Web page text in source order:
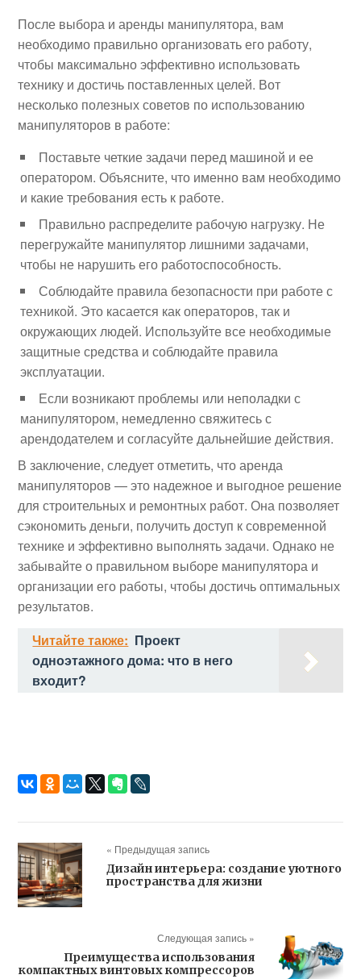
После выбора и аренды манипулятора, вам
необходимо правильно организовать его работу,
чтобы максимально эффективно использовать
технику и достичь поставленных целей. Вот
несколько полезных советов по использованию
манипуляторов в работе:
Поставьте четкие задачи перед машиной и ее
оператором. Объясните, что именно вам необходимо
и какие требования есть к работе.
Правильно распределите рабочую нагрузку. Не
перегружайте манипулятор лишними задачами,
чтобы не нарушить его работоспособность.
Соблюдайте правила безопасности при работе с
техникой. Это касается как операторов, так и
окружающих людей. Используйте все необходимые
защитные средства и соблюдайте правила
эксплуатации.
Если возникают проблемы или неполадки с
манипулятором, немедленно свяжитесь с
арендодателем и согласуйте дальнейшие действия.
В заключение, следует отметить, что аренда
манипуляторов — это надежное и выгодное решение
для строительных и ремонтных работ. Она позволяет
сэкономить деньги, получить доступ к современной
технике и эффективно выполнять задачи. Однако не
забывайте о правильном выборе манипулятора и
организации его работы, чтобы достичь оптимальных
результатов.
Читайте также: Проект
одноэтажного дома: что в него
входит?
« Предыдущая запись
Дизайн интерьера: создание уютного
пространства для жизни
Следующая запись »
Преимущества использования
компактных винтовых компрессоров